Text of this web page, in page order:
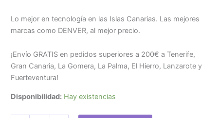
Lo mejor en tecnología en las Islas Canarias. Las mejores
marcas como DENVER, al mejor precio.
¡Envío GRATIS en pedidos superiores a 200€ a Tenerife,
Gran Canaria, La Gomera, La Palma, El Hierro, Lanzarote y
Fuerteventura!
Disponibilidad: Hay existencias